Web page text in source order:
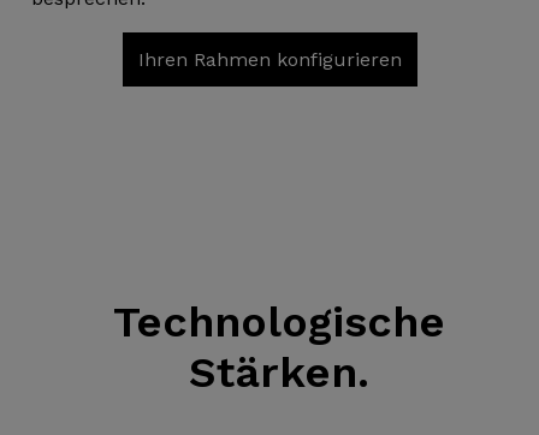
Ihren Rahmen konfigurieren
Technologische
Stärken.